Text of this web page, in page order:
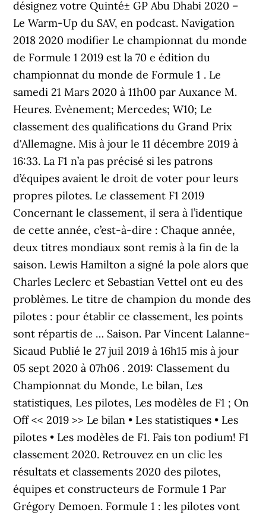
désignez votre Quinté± GP Abu Dhabi 2020 –
Le Warm-Up du SAV, en podcast. Navigation
2018 2020 modifier Le championnat du monde
de Formule 1 2019 est la 70 e édition du
championnat du monde de Formule 1 . Le
samedi 21 Mars 2020 à 11h00 par Auxance M.
Heures. Evènement; Mercedes; W10; Le
classement des qualifications du Grand Prix
d'Allemagne. Mis à jour le 11 décembre 2019 à
16:33. La F1 n’a pas précisé si les patrons
d’équipes avaient le droit de voter pour leurs
propres pilotes. Le classement F1 2019
Concernant le classement, il sera à l’identique
de cette année, c’est-à-dire : Chaque année,
deux titres mondiaux sont remis à la fin de la
saison. Lewis Hamilton a signé la pole alors que
Charles Leclerc et Sebastian Vettel ont eu des
problèmes. Le titre de champion du monde des
pilotes : pour établir ce classement, les points
sont répartis de … Saison. Par Vincent Lalanne-
Sicaud Publié le 27 juil 2019 à 16h15 mis à jour
05 sept 2020 à 07h06 . 2019: Classement du
Championnat du Monde, Le bilan, Les
statistiques, Les pilotes, Les modèles de F1 ; On
Off << 2019 >> Le bilan • Les statistiques • Les
pilotes • Les modèles de F1. Fais ton podium! F1
classement 2020. Retrouvez en un clic les
résultats et classements 2020 des pilotes,
équipes et constructeurs de Formule 1 Par
Grégory Demoen. Formule 1 : les pilotes vont